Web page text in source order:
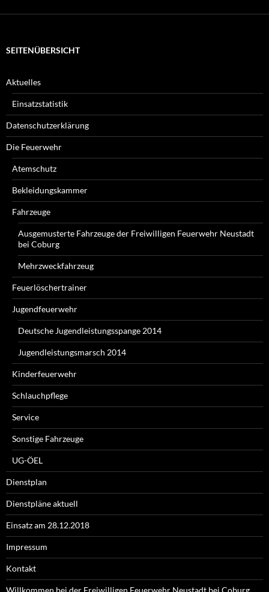
SEITENÜBERSICHT
Aktuelles
Einsatzstatistik
Datenschutzerklärung
Die Feuerwehr
Atemschutz
Bekleidungskammer
Fahrzeuge
Ausgemusterte Fahrzeuge der Freiwilligen Feuerwehr Neustadt
bei Coburg
Mehrzweckfahrzeug
Feuerlöschertrainer
Jugendfeuerwehr
Deutsche Jugendleistungsspange 2014
Jugendleistungsmarsch 2014
Kinderfeuerwehr
Schlauchpflege
Service
Sonstige Fahrzeuge
UG-ÖEL
Dienstplan
Dienstpläne aktuell
Einsatz am 28.12.2018
Impressum
Kontakt